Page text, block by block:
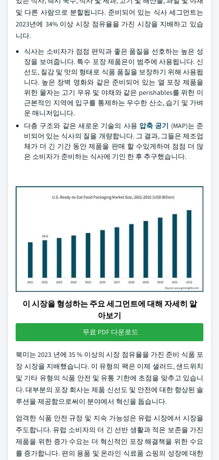
및 다른 사람으로 분할됩니다. 준비되어 있는 식사 세그먼트는
2023년에 34% 이상 시장 점유율을 가진 시장을 지배하고 있습
니다.
식사는 소비자가 점점 편익과 좋은 품질을 선호하는 높은 성
장을 보여줍니다. 특수 포장 제품은이 범주에 사용됩니다. 신
선도, 질감 및 맛의 형태로 식품 품질을 보장하기 위해 사용됩
니다. 높은 장벽 영화와 같은 준비되어 있는 열 포장 제품을
위한 물자는 고기 우유 및 야채와 같은 perishables를 위한 이
근본적인 지역에 입구를 통제하는 우수한 산소, 습기 및 가벼
운 매니저입니다.
다층 구조와 같은 새로운 기술의 사용 압축 공기 (MAP)는 준
비되어 있는 식사의 질을 개량합니다. 그 결과, 그들은 제조업
체가 더 긴 기간 동안 제품을 판매 할 수있게하여 점점 더 많
은 소비자가 준비하는 식사에 기인 한 후 추구했습니다.
이 시장을 형성하는 주요 세그먼트에 대해 자세히 알
아보기
무료 PDF 다운로드
북미는 2023 년에 35 % 이상의 시장 점유율을 가진 준비 식품 포
장 시장을 지배했습니다. 이 유형의 팩은 이제 샐러드, 샌드위치
및 기타 유형의 식품 안전 및 유통 기한에 초점을 맞추고 있습니
다. 대부분의 포장 회사는 제품 신선도 및 안전에 대한 향상된 솔
루션을 제공함으로써이 분야에서 혁신을 돕습니다.
엄격한 식품 안전 규정 및 지속 가능성은 유럽 시장에서 시장을
주도합니다. 유럽 소비자의 더 긴 선반 생활과 적은 보존을 가진
제품을 위한 증가 수요는 더 혁신적인 포장 해결책을 위한 수요
를 증가합니다. 편의 용품 및 온라인 식료품 쇼핑의 성장에 대한